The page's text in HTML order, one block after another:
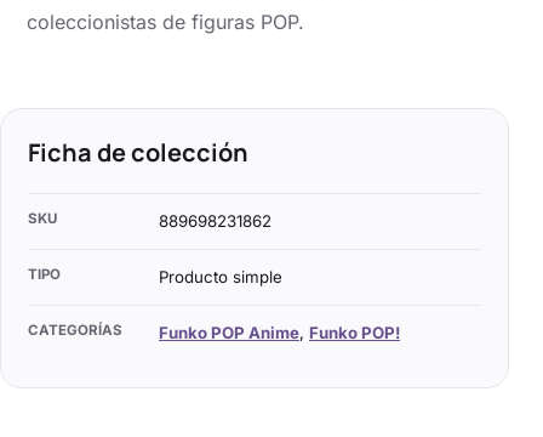
coleccionistas de figuras POP.
Ficha de colección
SKU 889698231862
TIPO Producto simple
CATEGORÍAS Funko POP Anime, Funko POP!